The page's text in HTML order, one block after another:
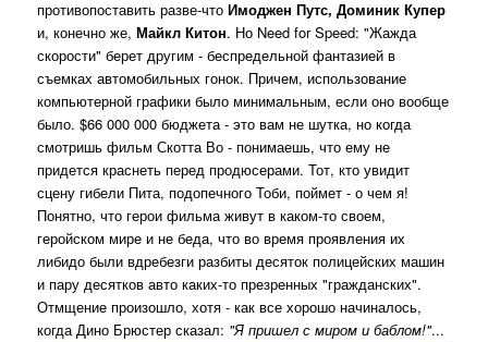
противопоставить разве-чтоИмоджен Путс, Доминик Купер
и, конечно же,Майкл Китон. Но Need for Speed: "Жажда
скорости" берет другим - беспредельной фантазией в
съемках автомобильных гонок. Причем, использование
компьютерной графики было минимальным, если оно вообще
было. $66 000 000 бюджета - это вам не шутка, но когда
смотришь фильм Скотта Во - понимаешь, что ему не
придется краснеть перед продюсерами. Тот, кто увидит
сцену гибели Пита, подопечного Тоби, поймет - о чем я!
Понятно, что герои фильма живут в каком-то своем,
геройском мире и не беда, что во время проявления их
либидо были вдребезги разбиты десяток полицейских машин
и пару десятков авто каких-то презренных "гражданских".
Отмщение произошло, хотя - как все хорошо начиналось,
когда Дино Брюстер сказал: "Я пришел с миром и баблом!"...